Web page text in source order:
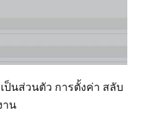
นส่วนตัว การตั้งค่า สลับ
าน